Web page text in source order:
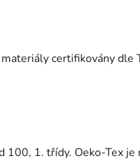
certifikovány dle
100, 1. třídy. Oeko-Tex je